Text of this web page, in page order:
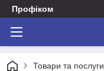
Профіком
Товари та послуги